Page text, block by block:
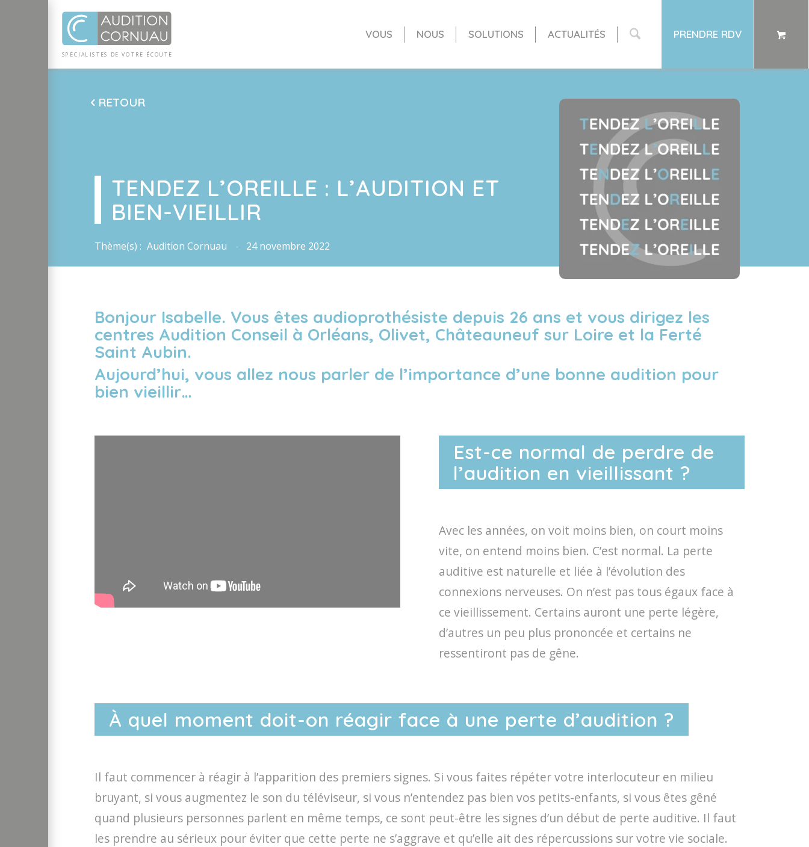
SP ÉCI AL I S TES DE VO TRE ÉC OU T E
VOUS NOUS SOLUTIONS ACTUALITÉS PRENDRE RDV
RETOUR
TENDEZ L’OREILLE : L’AUDITION ET
BIEN-VIEILLIR
Thème(s) : Audition Cornuau 24 novembre 2022
Bonjour Isabelle. Vous êtes audioprothésiste depuis 26 ans et vous dirigez les
centres Audition Conseil à Orléans, Olivet, Châteauneuf sur Loire et la Ferté
Saint Aubin.
Aujourd’hui, vous allez nous parler de l’importance d’une bonne audition pour
bien vieillir…
Est-ce normal de perdre de
l’audition en vieillissant ?
Avec les années, on voit moins bien, on court moins
vite, on entend moins bien. C’est normal. La perte
auditive est naturelle et liée à l’évolution des
connexions nerveuses. On n’est pas tous égaux face à
ce vieillissement. Certains auront une perte légère,
d’autres un peu plus prononcée et certains ne
ressentiront pas de gêne.
À quel moment doit-on réagir face à une perte d’audition ?
Il faut commencer à réagir à l’apparition des premiers signes. Si vous faites répéter votre interlocuteur en milieu
bruyant, si vous augmentez le son du téléviseur, si vous n’entendez pas bien vos petits-enfants, si vous êtes gêné
quand plusieurs personnes parlent en même temps, ce sont peut-être les signes d’un début de perte auditive. Il faut
les prendre au sérieux pour éviter que cette perte ne s’aggrave et qu’elle ait des répercussions sur votre vie sociale.